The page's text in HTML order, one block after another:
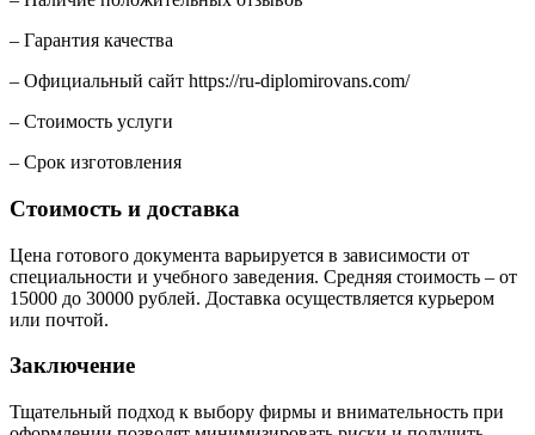
– Гарантия качества
– Официальный сайт https://ru-diplomirovans.com/
– Стоимость услуги
– Срок изготовления
Стоимость и доставка
Цена готового документа варьируется в зависимости от
специальности и учебного заведения. Средняя стоимость – от
15000 до 30000 рублей. Доставка осуществляется курьером
или почтой.
Заключение
Тщательный подход к выбору фирмы и внимательность при